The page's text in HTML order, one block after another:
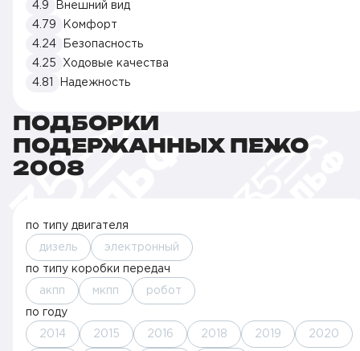
4.9
Внешний вид
4.79
Комфорт
4.24
Безопасность
4.25
Ходовые качества
4.81
Надежность
ПОДБОРКИ
ПОДЕРЖАННЫХ ПЕЖО
2008
по типу двигателя
дизель электронный
по типу коробки передач
акпп мкпп робот
по году
2014 2015 2016 2018 2019 2020